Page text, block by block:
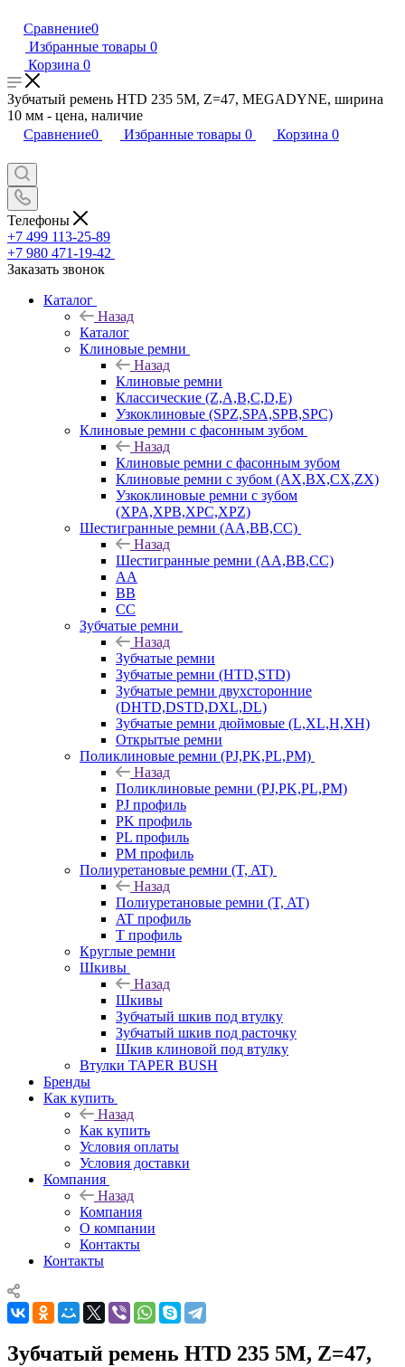
Сравнение0
Избранные товары 0
Корзина 0
Зубчатый ремень HTD 235 5M, Z=47, MEGADYNE, ширина
10 мм - цена, наличие
Сравнение0 Избранные товары 0 Корзина 0
Телефоны
+7 499 113-25-89
+7 980 471-19-42
Заказать звонок
Каталог
Назад
Каталог
Клиновые ремни
Назад
Клиновые ремни
Классические (Z,A,B,C,D,E)
Узкоклиновые (SPZ,SPA,SPB,SPC)
Клиновые ремни с фасонным зубом
Назад
Клиновые ремни с фасонным зубом
Клиновые ремни с зубом (AX,BX,CX,ZX)
Узкоклиновые ремни с зубом
(XPA,XPB,XPC,XPZ)
Шестигранные ремни (AA,BB,CC)
Назад
Шестигранные ремни (AA,BB,CC)
AA
BB
CC
Зубчатые ремни
Назад
Зубчатые ремни
Зубчатые ремни (HTD,STD)
Зубчатые ремни двухсторонние
(DHTD,DSTD,DXL,DL)
Зубчатые ремни дюймовые (L,XL,H,XH)
Открытые ремни
Поликлиновые ремни (PJ,PK,PL,PM)
Назад
Поликлиновые ремни (PJ,PK,PL,PM)
PJ профиль
PK профиль
PL профиль
PM профиль
Полиуретановые ремни (T, AT)
Назад
Полиуретановые ремни (T, AT)
AT профиль
T профиль
Круглые ремни
Шкивы
Назад
Шкивы
Зубчатый шкив под втулку
Зубчатый шкив под расточку
Шкив клиновой под втулку
Втулки TAPER BUSH
Бренды
Как купить
Назад
Как купить
Условия оплаты
Условия доставки
Компания
Назад
Компания
О компании
Контакты
Контакты
Зубчатый ремень HTD 235 5M, Z=47,